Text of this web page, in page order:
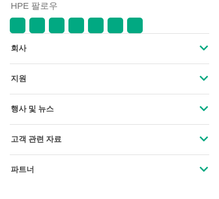
HPE 팔로우
회사
HPE 소개
기업의 책임
HPE Labs
지원
운영 지원 서비스
소프트웨어 및 드라이버
행사 및 뉴스
행사
고객 관련 자료
문의하기
파트너